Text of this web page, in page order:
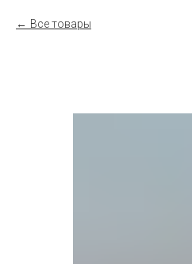
Все товары